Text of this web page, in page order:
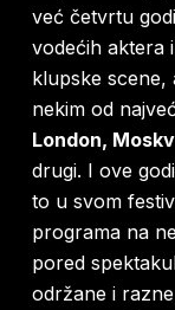
već četvrtu
vodećih aktera
klupske scene,
nekim od
London,
drugi. I ove
to u svom
programa na
pored
održane i